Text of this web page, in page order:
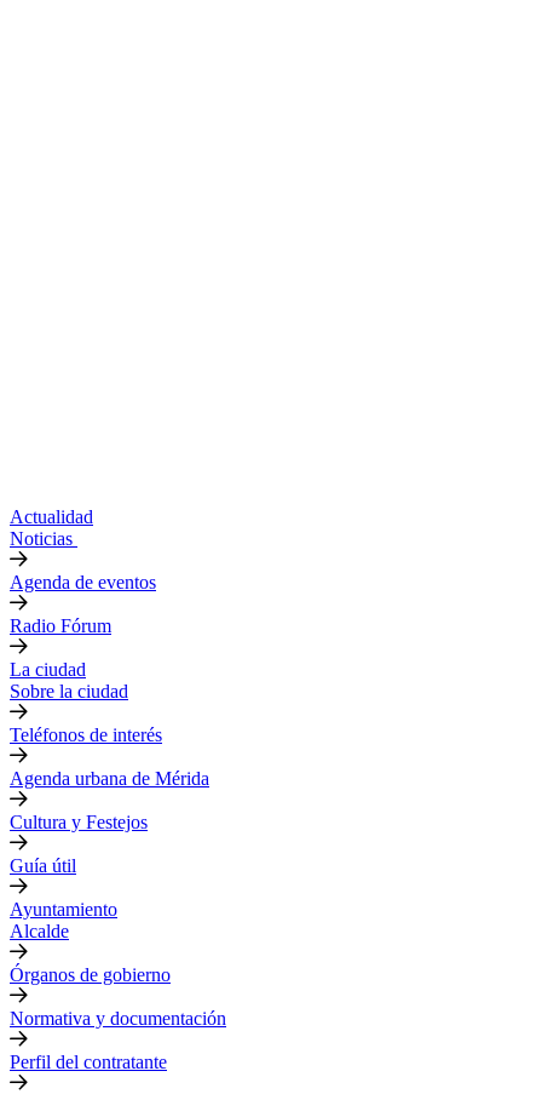
Actualidad
Noticias
Agenda de eventos
Radio Fórum
La ciudad
Sobre la ciudad
Teléfonos de interés
Agenda urbana de Mérida
Cultura y Festejos
Guía útil
Ayuntamiento
Alcalde
Órganos de gobierno
Normativa y documentación
Perfil del contratante